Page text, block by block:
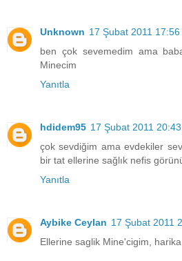
Unknown 17 Şubat 2011 17:56
ben çok sevemedim ama
Minecim
Yanıtla
hdidem95 17 Şubat 2011 20:43
çok sevdiğim ama evdekiler
bir tat ellerine sağlık nefis
Yanıtla
Aybike Ceylan 17 Şubat 2011
Ellerine saglik Mine'cigim,